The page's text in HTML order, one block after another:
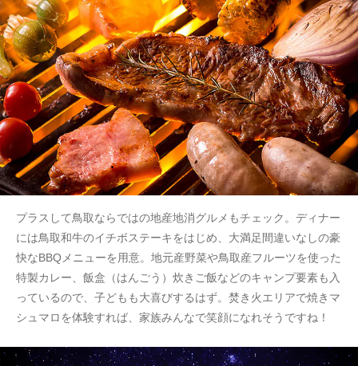
プラスして鳥取ならではの地産地消グルメもチェック。ディナー
には鳥取和牛のイチボステーキをはじめ、大満足間違いなしの豪
快なBBQメニューを用意。地元産野菜や鳥取産フルーツを使った
特製カレー、飯盒（はんごう）炊きご飯などのキャンプ要素も入
っているので、子どもも大喜びするはず。焚き火エリアで焼きマ
シュマロを体験すれば、家族みんなで笑顔になれそうですね！